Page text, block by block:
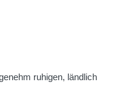
ruhigen, ländlich